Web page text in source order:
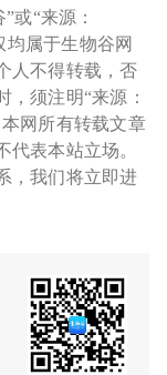
或“来源：
均属于生物谷网
人不得转载，否
，须注明“来源：
网所有转载文章
代表本站立场。
，我们将立即进